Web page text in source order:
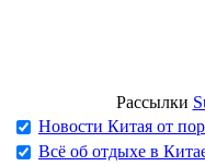
Рассылки
Новости Китая от
Всё об отдыхе в